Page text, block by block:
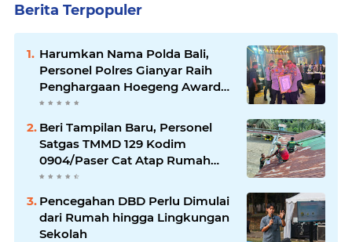
Berita Terpopuler
Harumkan Nama Polda Bali,
Personel Polres Gianyar Raih
Penghargaan Hoegeng Awards
2026
Beri Tampilan Baru, Personel
Satgas TMMD 129 Kodim
0904/Paser Cat Atap Rumah
Marbot
Pencegahan DBD Perlu Dimulai
dari Rumah hingga Lingkungan
Sekolah